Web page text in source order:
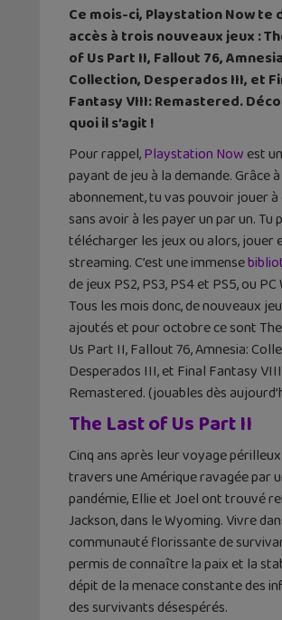
Ce mois-ci, Playstation Now te
accès à trois nouveaux jeux :
of Us Part II, Fallout 76,
Collection, Desperados III, et
Fantasy VIII: Remastered.
quoi il s’agit !
Pour rappel,Playstation Now est
payant de jeu à la demande. Grâce
abonnement, tu vas pouvoir jouer à
sans avoir à les payer un par un. Tu
télécharger les jeux ou alors, jouer
streaming. C’est une immense
de jeux PS2, PS3, PS4 et PS5, ou
Tous les mois donc, de nouveaux
ajoutés et pour octobre ce sont
Us Part II, Fallout 76, Amnesia:
Desperados III, et Final Fantasy
Remastered. (jouables dès
The Last of Us Part II
Cinq ans après leur voyage
travers une Amérique ravagée par
pandémie, Ellie et Joel ont trouvé
Jackson, dans le Wyoming. Vivre
communauté florissante de
permis de connaître la paix et la
dépit de la menace constante des
des survivants désespérés.